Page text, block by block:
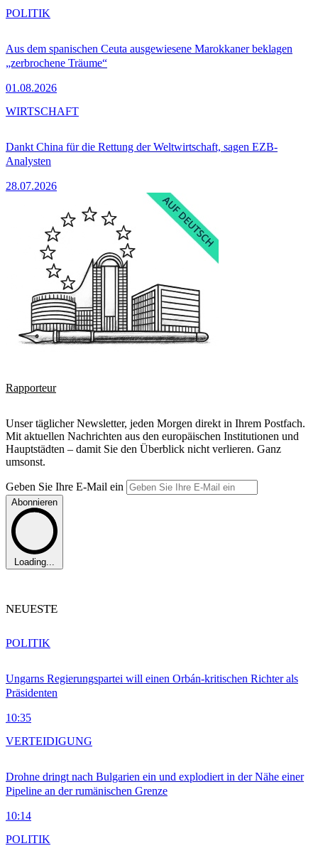
Aus dem spanischen Ceuta ausgewiesene Marokkaner beklagen
„zerbrochene Träume“
01.08.2026
POLITIK
Dankt China für die Rettung der Weltwirtschaft, sagen EZB-
Analysten
28.07.2026
WIRTSCHAFT
Rapporteur
Unser täglicher Newsletter, jeden Morgen direkt in Ihrem Postfach.
Mit aktuellen Nachrichten aus den europäischen Institutionen und
Hauptstädten – damit Sie den Überblick nicht verlieren. Ganz
umsonst.
Geben Sie Ihre E-Mail ein
Abonnieren
Loading...
NEUESTE
Ungarns Regierungspartei will einen Orbán-kritischen Richter als
Präsidenten
10:35
POLITIK
Drohne dringt nach Bulgarien ein und explodiert in der Nähe einer
Pipeline an der rumänischen Grenze
10:14
VERTEIDIGUNG
POLITIK